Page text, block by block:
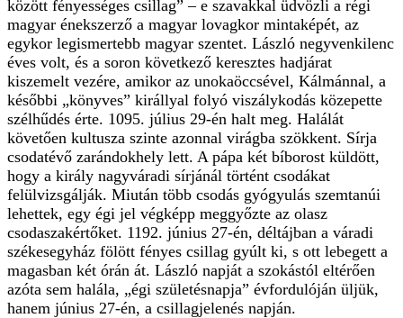
között fényességes csillag” – e szavakkal üdvözli a régi
magyar énekszerző a magyar lovagkor mintaképét, az
egykor legismertebb magyar szentet. László negyvenkilenc
éves volt, és a soron következő keresztes hadjárat
kiszemelt vezére, amikor az unokaöccsével, Kálmánnal, a
későbbi „könyves” királlyal folyó viszálykodás közepette
szélhűdés érte. 1095. július 29-én halt meg. Halálát
követően kultusza szinte azonnal virágba szökkent. Sírja
csodatévő zarándokhely lett. A pápa két bíborost küldött,
hogy a király nagyváradi sírjánál történt csodákat
felülvizsgálják. Miután több csodás gyógyulás szemtanúi
lehettek, egy égi jel végképp meggyőzte az olasz
csodaszakértőket. 1192. június 27-én, déltájban a váradi
székesegyház fölött fényes csillag gyúlt ki, s ott lebegett a
magasban két órán át. László napját a szokástól eltérően
azóta sem halála, „égi születésnapja” évfordulóján üljük,
hanem június 27-én, a csillagjelenés napján.